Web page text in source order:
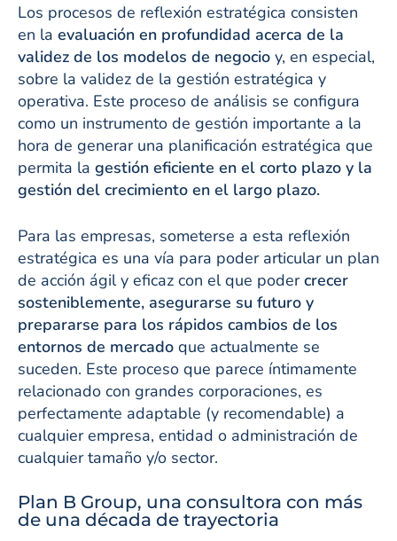
Los procesos de reflexión estratégica consisten
en la evaluación en profundidad acerca de la
validez de los modelos de negocio y, en especial,
sobre la validez de la gestión estratégica y
operativa. Este proceso de análisis se configura
como un instrumento de gestión importante a la
hora de generar una planificación estratégica que
permita la gestión eficiente en el corto plazo y la
gestión del crecimiento en el largo plazo.
Para las empresas, someterse a esta reflexión
estratégica es una vía para poder articular un plan
de acción ágil y eficaz con el que podercrecer
sosteniblemente, asegurarse su futuro y
prepararse para los rápidos cambios de los
entornos de mercado que actualmente se
suceden. Este proceso que parece íntimamente
relacionado con grandes corporaciones, es
perfectamente adaptable (y recomendable) a
cualquier empresa, entidad o administración de
cualquier tamaño y/o sector.
Plan B Group, una consultora con más
de una década de trayectoria